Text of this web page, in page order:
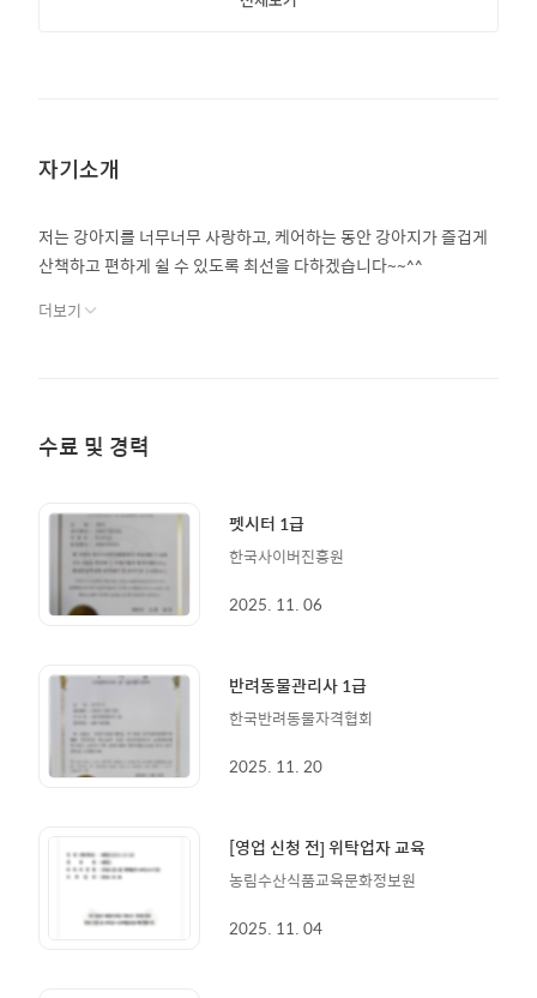
자기소개
저는 강아지를 너무너무 사랑하고, 케어하는 동안 강아지가 즐겁게
산책하고 편하게 쉴 수 있도록 최선을 다하겠습니다~~^^
더보기
수료 및 경력
펫시터 1급
한국사이버진흥원
2025. 11. 06
반려동물관리사 1급
한국반려동물자격협회
2025. 11. 20
[영업 신청 전] 위탁업자 교육
농림수산식품교육문화정보원
2025. 11. 04